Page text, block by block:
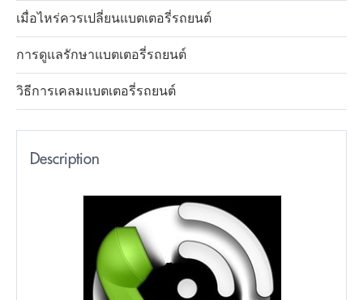
เมื่อไหร่ควรเปลี่ยนแบตเตอรี่รถยนต์
การดูแลรักษาแบตเตอรี่รถยนต์
วิธีการเคลมแบตเตอรี่รถยนต์
Description